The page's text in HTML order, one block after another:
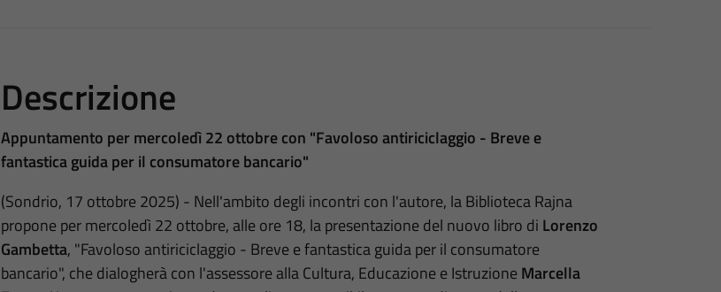
Descrizione
Appuntamento per mercoledì 22 ottobre con "Favoloso antiriciclaggio - Breve e
fantastica guida per il consumatore bancario"
(Sondrio, 17 ottobre 2025) - Nell'ambito degli incontri con l'autore, la Biblioteca Rajna
propone per mercoledì 22 ottobre, alle ore 18, la presentazione del nuovo libro di Lorenzo
Gambetta, "Favoloso antiriciclaggio - Breve e fantastica guida per il consumatore
bancario", che dialogherà con l'assessore alla Cultura, Educazione e Istruzione Marcella